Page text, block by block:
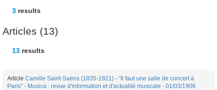
3 results
Articles (13)
13 results
Article Camille Saint-Saëns (1835-1921) - "Il faut une salle de concert à
Paris" - Musica : revue d'information et d'actualité musicale - 01/03/1906